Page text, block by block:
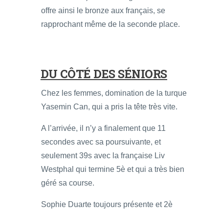
offre ainsi le bronze aux français, se
rapprochant même de la seconde place.
DU CÔTÉ DES SÉNIORS
Chez les femmes, domination de la turque
Yasemin Can, qui a pris la tête très vite.
A l’arrivée, il n’y a finalement que 11
secondes avec sa poursuivante, et
seulement 39s avec la française Liv
Westphal qui termine 5è et qui a très bien
géré sa course.
Sophie Duarte toujours présente et 2è